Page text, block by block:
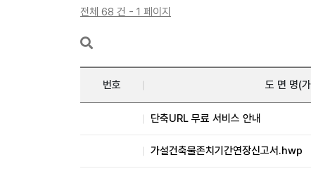
전체 68 건 - 1 페이지
번호 도 면 명(
단축URL 무료 서비스 안내
가설건축물존치기간연장신고서.hwp